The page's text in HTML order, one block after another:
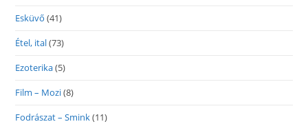
Esküvő (41)
Étel, ital(73)
Ezoterika(5)
Film – Mozi(8)
Fodrászat – Smink(11)